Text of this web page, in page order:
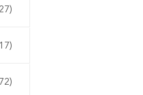
(427)
(17)
(72)